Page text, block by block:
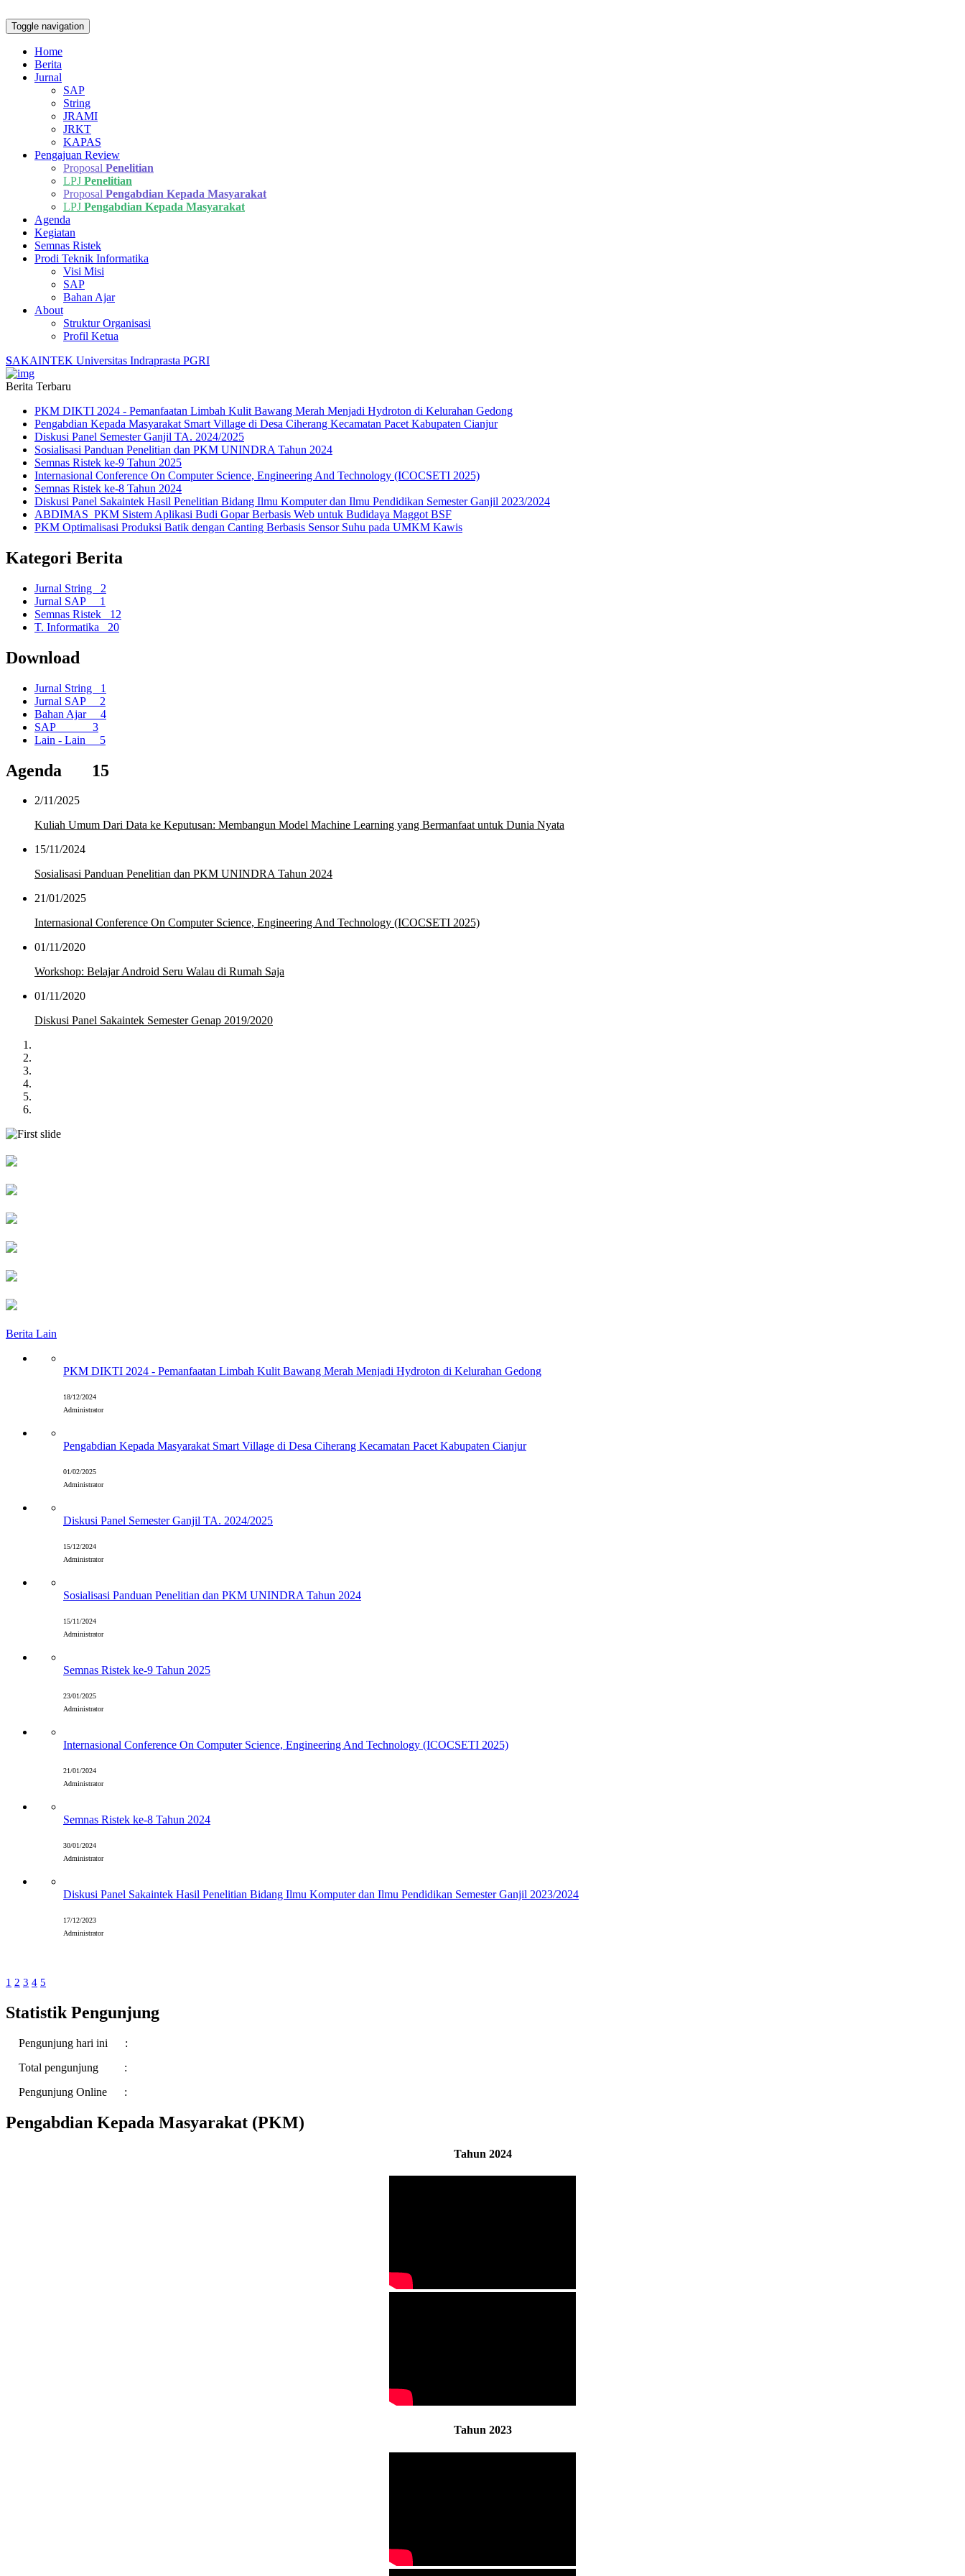
Toggle navigation
Home
Berita
Jurnal
SAP
String
JRAMI
JRKT
KAPAS
Pengajuan Review
Proposal Penelitian
LPJ Penelitian
Proposal Pengabdian Kepada Masyarakat
LPJ Pengabdian Kepada Masyarakat
Agenda
Kegiatan
Semnas Ristek
Prodi Teknik Informatika
Visi Misi
SAP
Bahan Ajar
About
Struktur Organisasi
Profil Ketua
SAKAINTEK Universitas Indraprasta PGRI
Berita Terbaru
PKM DIKTI 2024 - Pemanfaatan Limbah Kulit Bawang Merah Menjadi Hydroton di Kelurahan Gedong
Pengabdian Kepada Masyarakat Smart Village di Desa Ciherang Kecamatan Pacet Kabupaten Cianjur
Diskusi Panel Semester Ganjil TA. 2024/2025
Sosialisasi Panduan Penelitian dan PKM UNINDRA Tahun 2024
Semnas Ristek ke-9 Tahun 2025
Internasional Conference On Computer Science, Engineering And Technology (ICOCSETI 2025)
Semnas Ristek ke-8 Tahun 2024
Diskusi Panel Sakaintek Hasil Penelitian Bidang Ilmu Komputer dan Ilmu Pendidikan Semester Ganjil 2023/2024
ABDIMAS_PKM Sistem Aplikasi Budi Gopar Berbasis Web untuk Budidaya Maggot BSF
PKM Optimalisasi Produksi Batik dengan Canting Berbasis Sensor Suhu pada UMKM Kawis
Kategori Berita
Jurnal String 2
Jurnal SAP 1
Semnas Ristek 12
T. Informatika 20
Download
Jurnal String 1
Jurnal SAP 2
Bahan Ajar 4
SAP 3
Lain - Lain 5
Agenda 15
2/11/2025
Kuliah Umum Dari Data ke Keputusan: Membangun Model Machine Learning yang Bermanfaat untuk Dunia Nyata
15/11/2024
Sosialisasi Panduan Penelitian dan PKM UNINDRA Tahun 2024
21/01/2025
Internasional Conference On Computer Science, Engineering And Technology (ICOCSETI 2025)
01/11/2020
Workshop: Belajar Android Seru Walau di Rumah Saja
01/11/2020
Diskusi Panel Sakaintek Semester Genap 2019/2020
Berita Lain
PKM DIKTI 2024 - Pemanfaatan Limbah Kulit Bawang Merah Menjadi Hydroton di Kelurahan Gedong
18/12/2024
Administrator
Pengabdian Kepada Masyarakat Smart Village di Desa Ciherang Kecamatan Pacet Kabupaten Cianjur
01/02/2025
Administrator
Diskusi Panel Semester Ganjil TA. 2024/2025
15/12/2024
Administrator
Sosialisasi Panduan Penelitian dan PKM UNINDRA Tahun 2024
15/11/2024
Administrator
Semnas Ristek ke-9 Tahun 2025
23/01/2025
Administrator
Internasional Conference On Computer Science, Engineering And Technology (ICOCSETI 2025)
21/01/2024
Administrator
Semnas Ristek ke-8 Tahun 2024
30/01/2024
Administrator
Diskusi Panel Sakaintek Hasil Penelitian Bidang Ilmu Komputer dan Ilmu Pendidikan Semester Ganjil 2023/2024
17/12/2023
Administrator
1 2 3 4 5
Statistik Pengunjung
Pengunjung hari ini :
Total pengunjung :
Pengunjung Online :
Pengabdian Kepada Masyarakat (PKM)
Tahun 2024
Tahun 2023